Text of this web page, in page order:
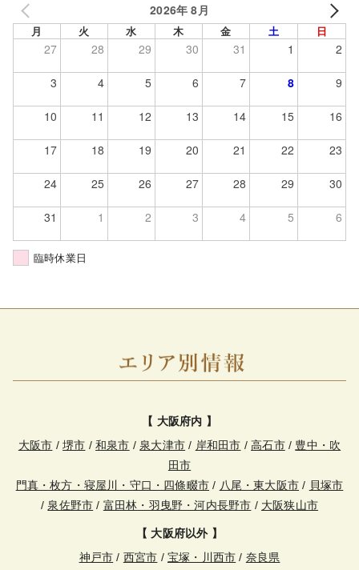
2026年 8月
月 火 水 木 金 土 日
27 28 29 30 31 1 2
3 4 5 6 7 8 9
10 11 12 13 14 15 16
17 18 19 20 21 22 23
24 25 26 27 28 29 30
31 1 2 3 4 5 6
臨時休業日
【 大阪府内 】
大阪市 /堺市 /和泉市 / 泉大津市 / 岸和田市 /高石市/ 豊中・吹
田市
門真・枚方・寝屋川・守口・四條畷市 / 八尾・東大阪市 / 貝塚市
/ 泉佐野市 / 富田林・羽曳野・河内長野市 / 大阪狭山市
【 大阪府以外 】
神戸市 / 西宮市 / 宝塚・川西市 / 奈良県